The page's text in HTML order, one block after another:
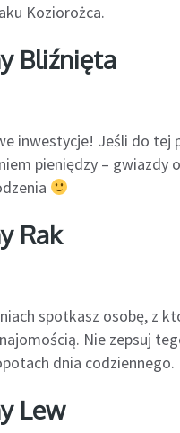
Koziorożca.
Bliźnięta
inwestycje! Jeśli do tej
pieniędzy – gwiazdy
Rak
spotkasz osobę, z
Nie zepsuj
dnia codziennego.
Lew